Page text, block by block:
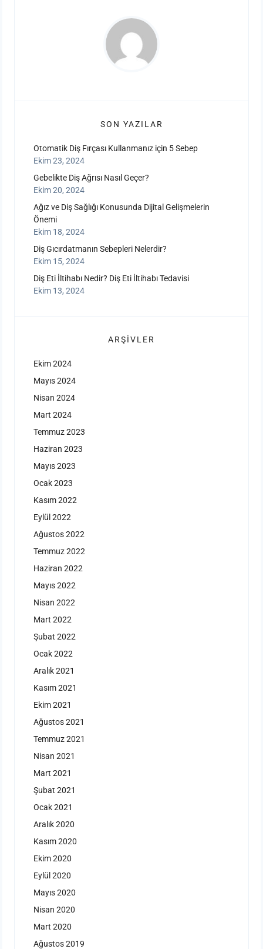
SON YAZILAR
Otomatik Diş Fırçası Kullanmanız için 5 Sebep
Ekim 23, 2024
Gebelikte Diş Ağrısı Nasıl Geçer?
Ekim 20, 2024
Ağız ve Diş Sağlığı Konusunda Dijital Gelişmelerin
Önemi
Ekim 18, 2024
Diş Gıcırdatmanın Sebepleri Nelerdir?
Ekim 15, 2024
Diş Eti İltihabı Nedir? Diş Eti İltihabı Tedavisi
Ekim 13, 2024
ARŞIVLER
Ekim 2024
Mayıs 2024
Nisan 2024
Mart 2024
Temmuz 2023
Haziran 2023
Mayıs 2023
Ocak 2023
Kasım 2022
Eylül 2022
Ağustos 2022
Temmuz 2022
Haziran 2022
Mayıs 2022
Nisan 2022
Mart 2022
Şubat 2022
Ocak 2022
Aralık 2021
Kasım 2021
Ekim 2021
Ağustos 2021
Temmuz 2021
Nisan 2021
Mart 2021
Şubat 2021
Ocak 2021
Aralık 2020
Kasım 2020
Ekim 2020
Eylül 2020
Mayıs 2020
Nisan 2020
Mart 2020
Ağustos 2019